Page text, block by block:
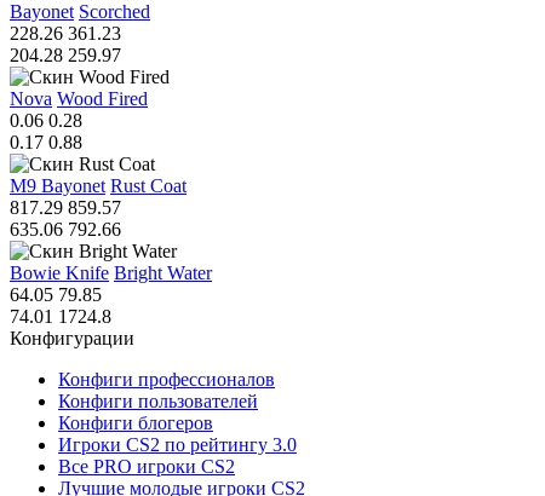
Bayonet Scorched
228.26 361.23
204.28 259.97
Nova Wood Fired
0.06 0.28
0.17 0.88
M9 Bayonet Rust Coat
817.29 859.57
635.06 792.66
Bowie Knife Bright Water
64.05 79.85
74.01 1724.8
Конфигурации
Конфиги профессионалов
Конфиги пользователей
Конфиги блогеров
Игроки CS2 по рейтингу 3.0
Все PRO игроки CS2
Лучшие молодые игроки CS2